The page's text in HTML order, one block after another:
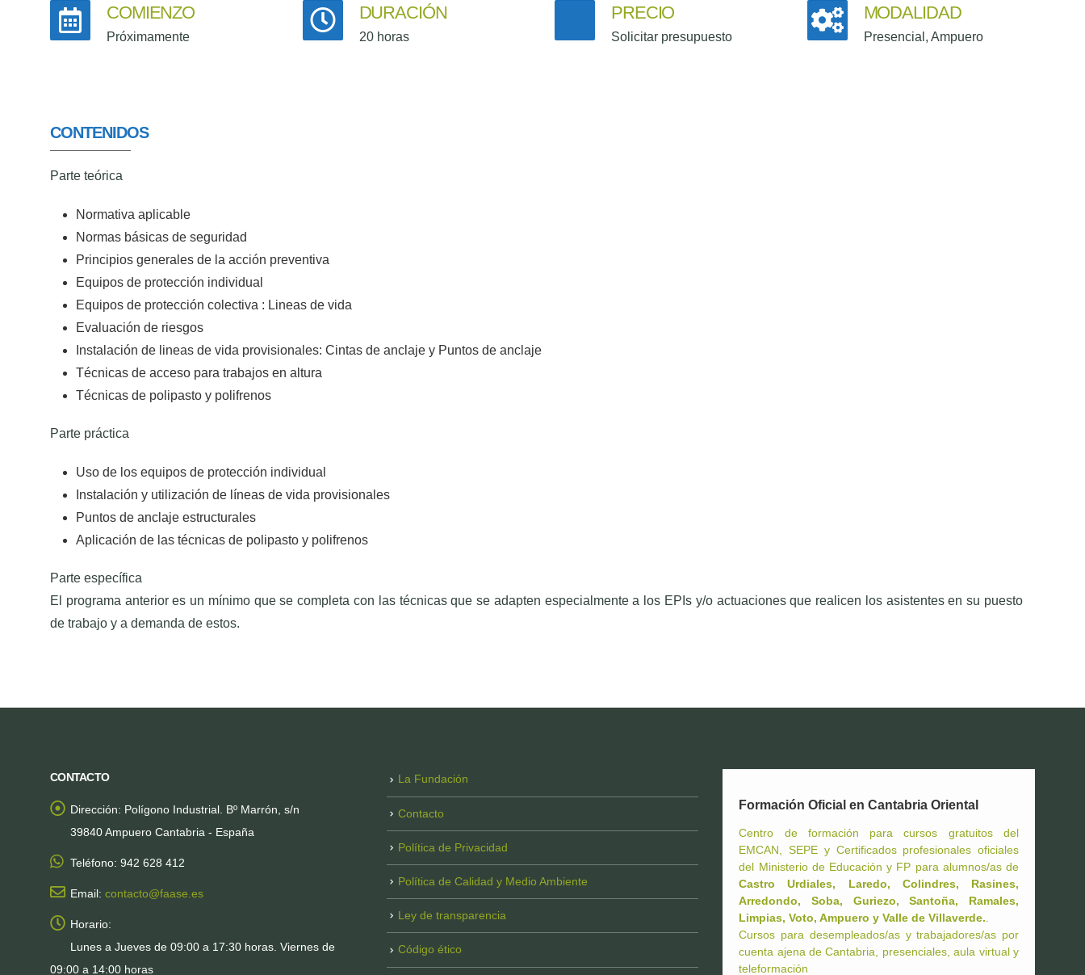
COMIENZO
Próximamente
DURACIÓN
20 horas
PRECIO
Solicitar presupuesto
MODALIDAD
Presencial, Ampuero
CONTENIDOS
Parte teórica
Normativa aplicable
Normas básicas de seguridad
Principios generales de la acción preventiva
Equipos de protección individual
Equipos de protección colectiva : Lineas de vida
Evaluación de riesgos
Instalación de lineas de vida provisionales: Cintas de anclaje y Puntos de anclaje
Técnicas de acceso para trabajos en altura
Técnicas de polipasto y polifrenos
Parte práctica
Uso de los equipos de protección individual
Instalación y utilización de líneas de vida provisionales
Puntos de anclaje estructurales
Aplicación de las técnicas de polipasto y polifrenos
Parte específica
El programa anterior es un mínimo que se completa con las técnicas que se adapten especialmente a los EPIs y/o actuaciones que realicen los asistentes en su puesto
de trabajo y a demanda de estos.
CONTACTO
Dirección: Polígono Industrial. Bº Marrón, s/n
39840 Ampuero Cantabria - España
Teléfono: 942 628 412
Email: contacto@faase.es
Horario:
Lunes a Jueves de 09:00 a 17:30 horas. Viernes de
09:00 a 14:00 horas
La Fundación
Contacto
Política de Privacidad
Política de Calidad y Medio Ambiente
Ley de transparencia
Código ético
Formación Oficial en Cantabria Oriental
Centro de formación para cursos gratuitos del
EMCAN, SEPE y Certificados profesionales oficiales
del Ministerio de Educación y FP para alumnos/as de
Castro Urdiales, Laredo, Colindres, Rasines,
Arredondo, Soba, Guriezo, Santoña, Ramales,
Limpias, Voto, Ampuero y Valle de Villaverde..
Cursos para desempleados/as y trabajadores/as por
cuenta ajena de Cantabria, presenciales, aula virtual y
teleformación